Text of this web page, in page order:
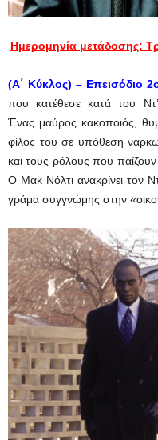
Ημερομηνία μετάδοσης:
(Α΄ Κύκλος) – Επεισόδιο
που κατέθεσε κατά του Ντ’
Ένας μαύρος κακοποιός,
φίλος του σε υπόθεση
και τους ρόλους που
Ο Μακ Νόλτι ανακρίνει τον
γράμα συγγνώμης στην